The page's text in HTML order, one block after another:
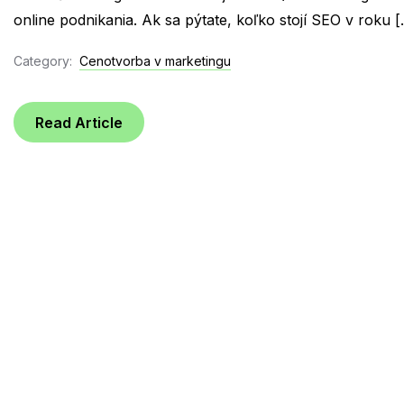
online podnikania. Ak sa pýtate, koľko stojí SEO v roku
Category: Cenotvorba v marketingu
Read Article